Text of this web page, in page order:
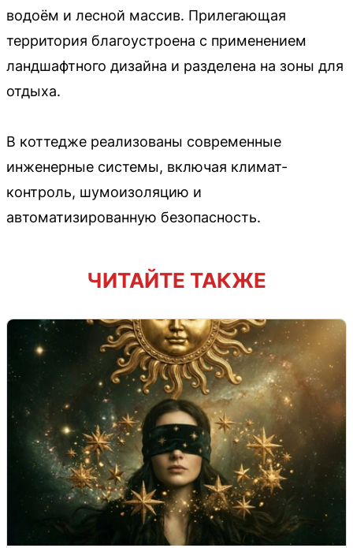
водоём и лесной массив. Прилегающая
территория благоустроена с применением
ландшафтного дизайна и разделена на зоны для
отдыха.
В коттедже реализованы современные
инженерные системы, включая климат-
контроль, шумоизоляцию и
автоматизированную безопасность.
ЧИТАЙТЕ ТАКЖЕ